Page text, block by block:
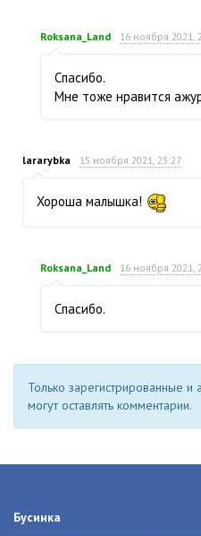
Roksana_Land 16 ноября 2021,
Спасибо.
Мне тоже нравится
lararybka 15 ноября 2021, 23:27
Хороша малышка!
Roksana_Land 16 ноября 2021,
Спасибо.
Только зарегистрированные и
могут оставлять комментарии.
Бусинка